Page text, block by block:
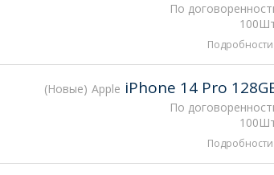
По
Подробности
Новые Apple iPhone 14 Pro
По
Подробности